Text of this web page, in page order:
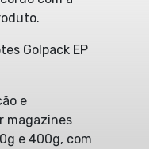
Golpack EP
e
magazines
e 400g, com